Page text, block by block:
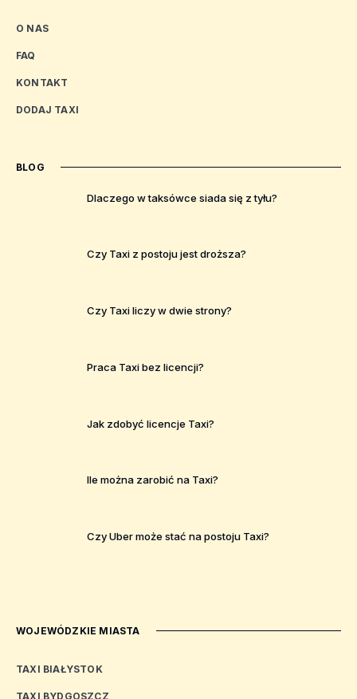
O NAS
FAQ
KONTAKT
DODAJ TAXI
BLOG
Dlaczego w taksówce siada się z tyłu?
Czy Taxi z postoju jest droższa?
Czy Taxi liczy w dwie strony?
Praca Taxi bez licencji?
Jak zdobyć licencje Taxi?
Ile można zarobić na Taxi?
Czy Uber może stać na postoju Taxi?
WOJEWÓDZKIE MIASTA
TAXI BIAŁYSTOK
TAXI BYDGOSZCZ